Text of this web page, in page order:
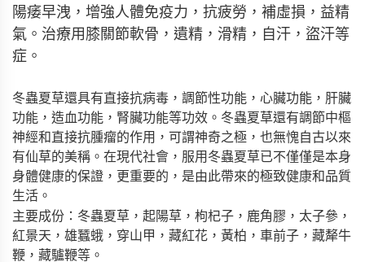
陽痿早洩，增強人體免疫力，抗疲勞，補虛損，益精
氣。治療用膝關節軟骨，遺精，滑精，自汗，盜汗等
症。
冬蟲夏草還具有直接抗病毒，調節性功能，心臟功能，肝臟
功能，造血功能，腎臟功能等功效。冬蟲夏草還有調節中樞
神經和直接抗腫瘤的作用，可謂神奇之極，也無愧自古以來
有仙草的美稱。在現代社會，服用冬蟲夏草已不僅僅是本身
身體健康的保證，更重要的，是由此帶來的極致健康和品質
生活。
主要成份：冬蟲夏草，起陽草，枸杞子，鹿角膠，太子參，
紅景天，雄蠶蛾，穿山甲，藏紅花，黃柏，車前子，藏犛牛
鞭，藏驢鞭等。